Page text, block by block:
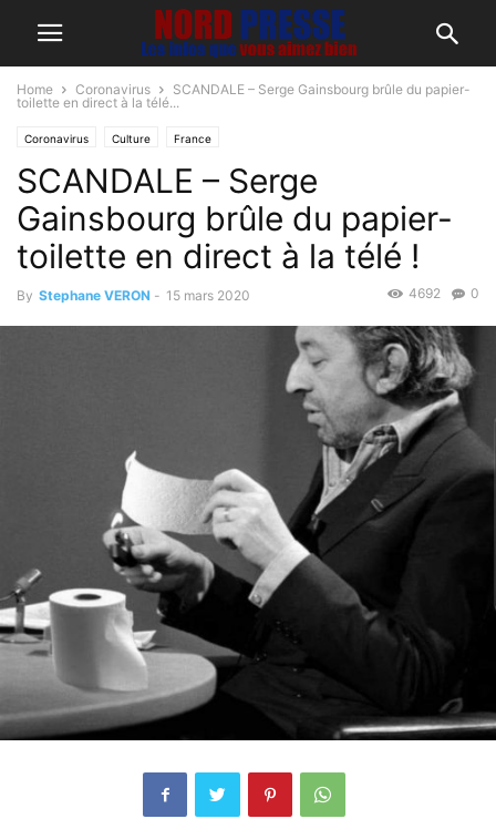
Home Coronavirus
SCANDALE – Serge Gainsbourg brûle du papier-
toilette en direct à la télé...
Coronavirus Culture France
SCANDALE – Serge
Gainsbourg brûle du papier-
toilette en direct à la télé !
By Stephane VERON - 15 mars 2020 0
4692